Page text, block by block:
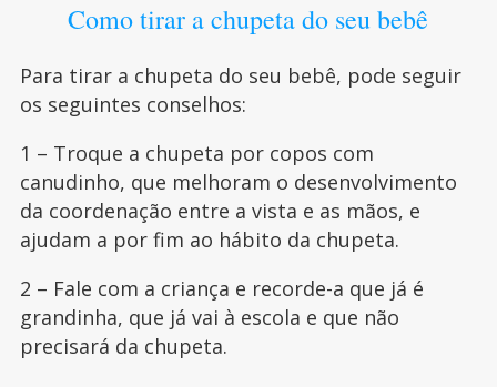
Como tirar a chupeta do seu bebê
Para tirar a chupeta do seu bebê, pode seguir
os seguintes conselhos:
1 – Troque a chupeta por copos com
canudinho, que melhoram o desenvolvimento
da coordenação entre a vista e as mãos, e
ajudam a por fim ao hábito da chupeta.
2 – Fale com a criança e recorde-a que já é
grandinha, que já vai à escola e que não
precisará da chupeta.